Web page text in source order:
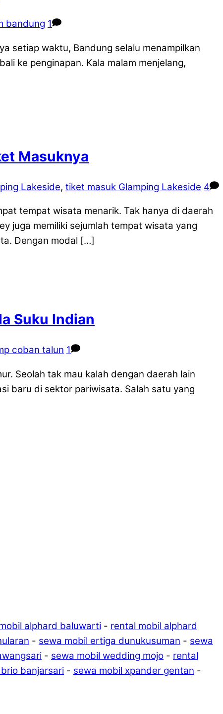
bandung 1
setiap waktu, Bandung selalu menampilkan
ke penginapan. Kala malam menjelang,
Masuknya
Lakeside, tiket masuk Glamping Lakeside 4
tempat wisata menarik. Tak hanya di daerah
juga memiliki sejumlah tempat wisata yang
Dengan modal […]
Suku Indian
coban talun 1
Seolah tak mau kalah dengan daerah lain
baru di sektor pariwisata. Salah satu yang
alphard baluwarti - rental mobil alphard
- sewa mobil ertiga dunukusuman - sewa
- sewa mobil wedding mojo - rental
banjarsari - sewa mobil xpander gentan -